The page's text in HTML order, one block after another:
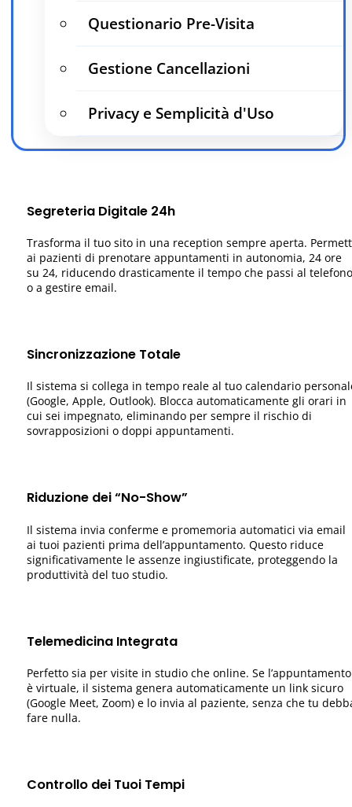
Questionario Pre-Visita
Gestione Cancellazioni
Privacy e Semplicità d'Uso
Segreteria Digitale 24h
Trasforma il tuo sito in una reception sempre aperta.
ai pazienti di prenotare appuntamenti in autonomia, 24 ore
su 24, riducendo drasticamente il tempo che passi al telefono
o a gestire email.
Sincronizzazione Totale
Il sistema si collega in tempo reale al tuo calendario
(Google, Apple, Outlook). Blocca automaticamente gli orari in
cui sei impegnato, eliminando per sempre il rischio di
sovrapposizioni o doppi appuntamenti.
Riduzione dei “No-Show”
Il sistema invia conferme e promemoria automatici via email
ai tuoi pazienti prima dell’appuntamento. Questo riduce
significativamente le assenze ingiustificate, proteggendo la
produttività del tuo studio.
Telemedicina Integrata
Perfetto sia per visite in studio che online. Se l’appuntamento
è virtuale, il sistema genera automaticamente un link sicuro
(Google Meet, Zoom) e lo invia al paziente, senza che tu
fare nulla.
Controllo dei Tuoi Tempi